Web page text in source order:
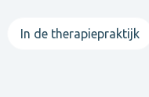
In de therapiepraktijk